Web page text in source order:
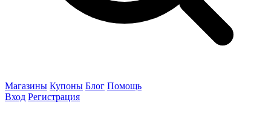
Магазины Купоны Блог Помощь
Вход Регистрация